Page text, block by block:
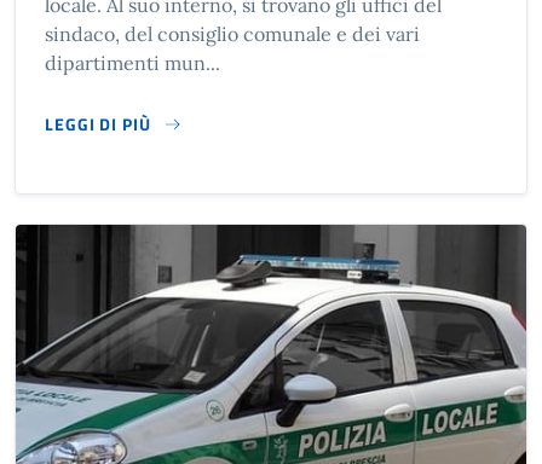
sindaco, del consiglio comunale e dei vari
dipartimenti mun...
LEGGI DI PIÙ
SU MUNICIPIO DI ANFO